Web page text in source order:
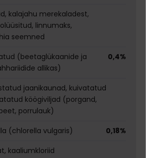
kalajahu merekaladest,
linnumaks,
seemned
(beetaglükaanide ja
allikas)
0,4%
jaanikaunad, kuivatatud
köögiviljad (porgand,
porrulauk)
(chlorella vulgaris)
0,18%
kaaliumkloriid